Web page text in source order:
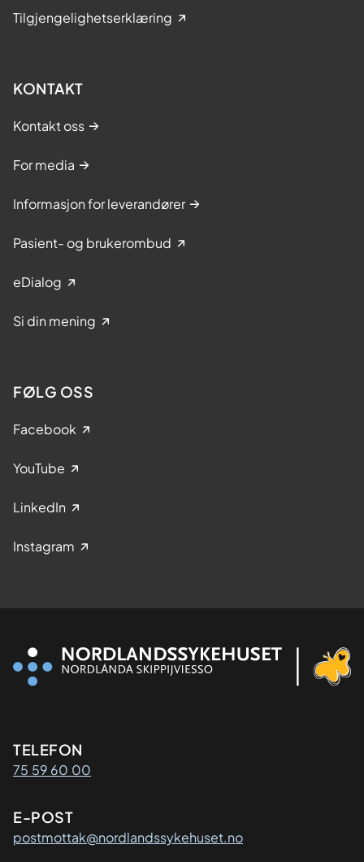
Tilgjengelighetserklæring
KONTAKT
Kontakt oss
For media
Informasjon for leverandører
Pasient- og brukerombud
eDialog
Si din mening
FØLG OSS
Facebook
YouTube
LinkedIn
Instagram
Kontaktinformasjon
TELEFON
75 59 60 00
E-POST
postmottak@nordlandssykehuset.no